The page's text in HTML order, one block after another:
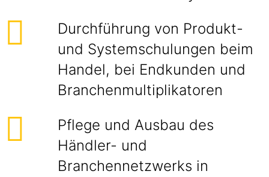
Durchführung von Produkt-
und Systemschulungen beim
Handel, bei Endkunden und
Branchenmultiplikatoren
Pflege und Ausbau des
Händler- und
Branchennetzwerks in